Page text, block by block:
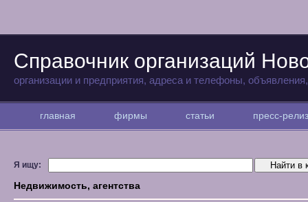
Справочник организаций
организации и предприятия, адреса и телефоны,
главная фирмы статьи пресс-
Я ищу:
Недвижимость, агентства